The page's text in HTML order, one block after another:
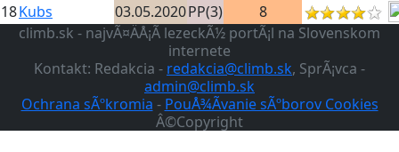
18Kubs 03.05.2020PP(3)
8
climb.sk - najvÃ¤ÄÅ¡Ã­ lezeckÃ½ portÃ¡l na Slovenskom
internete
Kontakt: Redakcia - redakcia@climb.sk, SprÃ¡vca -
admin@climb.sk
Ochrana sÃºkromia - PouÅ¾Ã­vanie sÃºborov Cookies
Â©Copyright